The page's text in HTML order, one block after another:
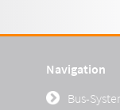
Navigation
Bus-